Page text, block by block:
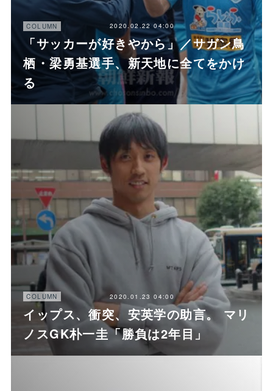
COLUMN 2020.02.22 04:00
「サッカーが好きやから」／サガン鳥
栖・梁勇基選手、新天地に全てをかけ
る
COLUMN 2020.01.23 04:00
イップス、衝突、安英学の助言。 マリ
ノスGK朴一圭「勝負は2年目」